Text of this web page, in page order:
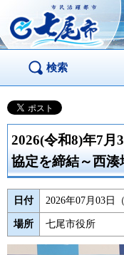
市民活躍都市 七尾
市
検索
2026(令和8)年7月
協定を締結～西湊
日付 2026年07月03日
場所 七尾市役所